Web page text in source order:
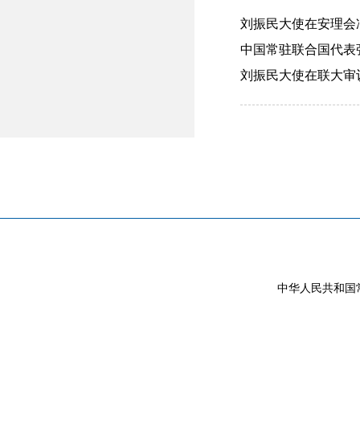
刘振民大使在安理会
中国常驻联合国代表
刘振民大使在联大审
中华人民共和国